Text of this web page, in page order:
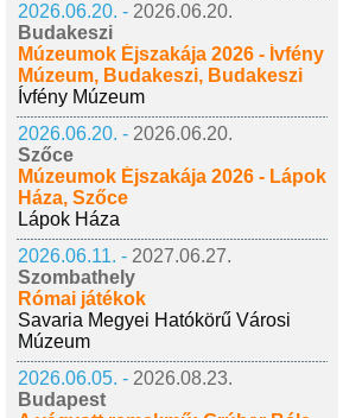
2026.06.20. - 2026.06.20.
Budakeszi
Múzeumok Éjszakája 2026 - Ívfény
Múzeum, Budakeszi, Budakeszi
Ívfény Múzeum
2026.06.20. - 2026.06.20.
Szőce
Múzeumok Éjszakája 2026 - Lápok
Háza, Szőce
Lápok Háza
2026.06.11. - 2027.06.27.
Szombathely
Római játékok
Savaria Megyei Hatókörű Városi
Múzeum
2026.06.05. - 2026.08.23.
Budapest